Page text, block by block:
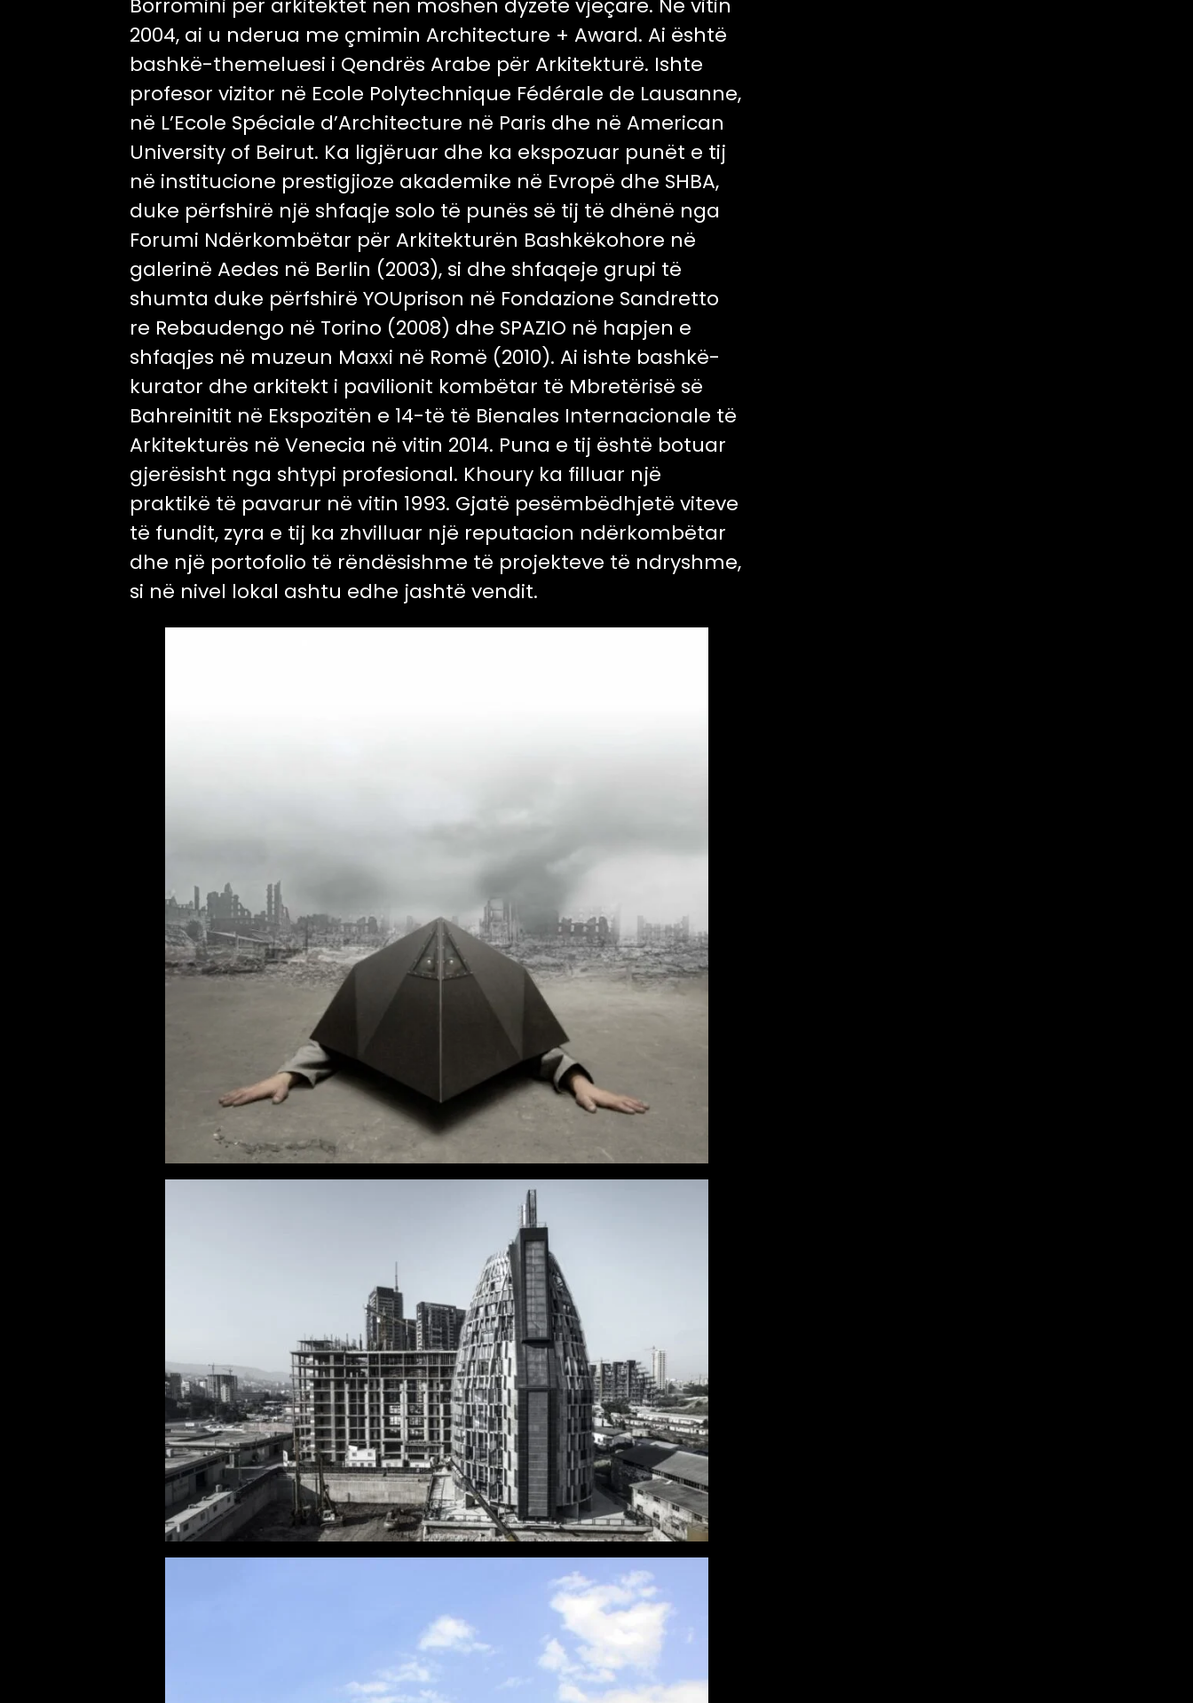
2004, ai u nderua me çmimin Architecture + Award. Ai është
bashkë-themeluesi i Qendrës Arabe për Arkitekturë. Ishte
profesor vizitor në Ecole Polytechnique Fédérale de Lausanne,
në L’Ecole Spéciale d’Architecture në Paris dhe në American
University of Beirut. Ka ligjëruar dhe ka ekspozuar punët e tij
në institucione prestigjioze akademike në Evropë dhe SHBA,
duke përfshirë një shfaqje solo të punës së tij të dhënë nga
Forumi Ndërkombëtar për Arkitekturën Bashkëkohore në
galerinë Aedes në Berlin (2003), si dhe shfaqeje grupi të
shumta duke përfshirë YOUprison në Fondazione Sandretto
re Rebaudengo në Torino (2008) dhe SPAZIO në hapjen e
shfaqjes në muzeun Maxxi në Romë (2010). Ai ishte bashkë-
kurator dhe arkitekt i pavilionit kombëtar të Mbretërisë së
Bahreinitit në Ekspozitën e 14-të të Bienales Internacionale të
Arkitekturës në Venecia në vitin 2014. Puna e tij është botuar
gjerësisht nga shtypi profesional. Khoury ka filluar një
praktikë të pavarur në vitin 1993. Gjatë pesëmbëdhjetë viteve
të fundit, zyra e tij ka zhvilluar një reputacion ndërkombëtar
dhe një portofolio të rëndësishme të projekteve të ndryshme,
si në nivel lokal ashtu edhe jashtë vendit.